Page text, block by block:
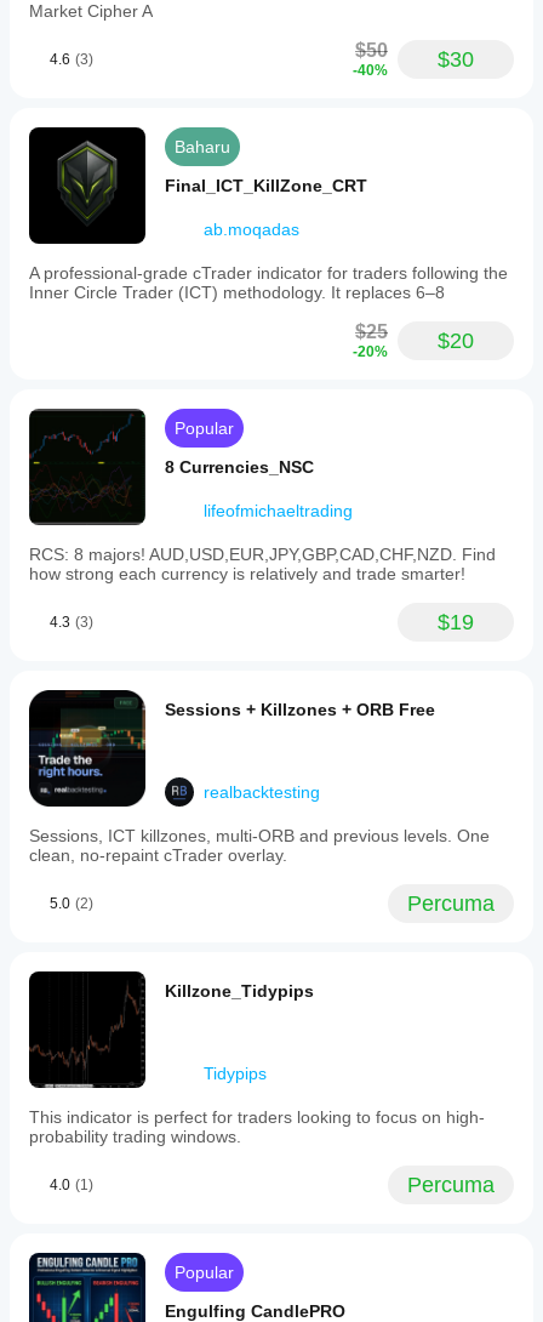
Market Cipher A
4.6 (3) $50
-40% $30
Baharu
Final_ICT_KillZone_CRT
ab.moqadas
A professional-grade cTrader indicator for traders following the
Inner Circle Trader (ICT) methodology. It replaces 6–8
$25
-20% $20
Popular
8 Currencies_NSC
lifeofmichaeltrading
RCS: 8 majors! AUD,USD,EUR,JPY,GBP,CAD,CHF,NZD. Find
how strong each currency is relatively and trade smarter!
4.3 (3) $19
Sessions + Killzones + ORB Free
realbacktesting
Sessions, ICT killzones, multi-ORB and previous levels. One
clean, no-repaint cTrader overlay.
5.0 (2) Percuma
Killzone_Tidypips
Tidypips
This indicator is perfect for traders looking to focus on high-
probability trading windows.
4.0 (1) Percuma
Popular
Engulfing CandlePRO